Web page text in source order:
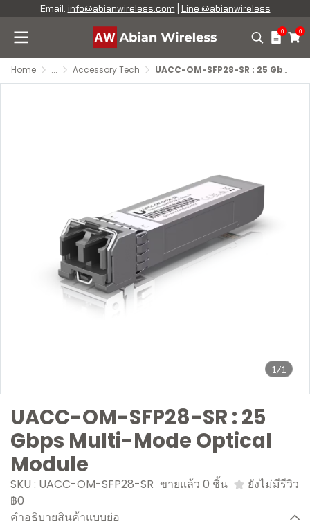
Email: info@abianwireless.com Line @abianwireless
0 0
Home ... Accessory Tech UACC-OM-SFP28-SR : 25 Gbps Multi-Mode Optical Module
1/1
UACC-OM-SFP28-SR : 25
Gbps Multi-Mode Optical
Module
SKU : UACC-OM-SFP28-SR ขายแล้ว 0 ชิ้น
ยังไม่มีรีวิว
฿0
คำอธิบายสินค้าแบบย่อ